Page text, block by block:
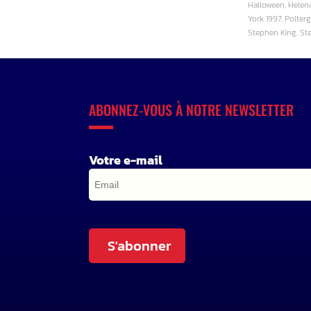
Halloween,
York 1997,
Stephen King,
ABONNEZ-VOUS À NOTRE NEWSLETTER
Votre e-mail
S'abonner